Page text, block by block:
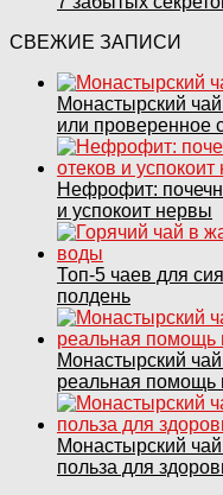
СВЕЖИЕ ЗАПИСИ
Монастырский
или проверенное
Нефрофит:
и успокоит нервы
Топ‑5 чаев для
полдень
Монастырский
реальная помощь
Монастырский
польза для